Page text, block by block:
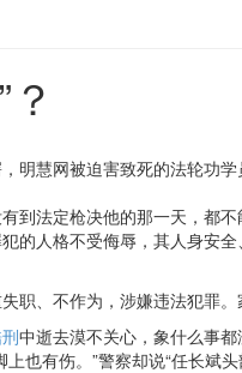
明慧网被迫害致死的法轮
法定枪决他的那一天，都
人格不受侮辱，其人身安
、不作为，涉嫌违法犯罪。
中逝去漠不关心，象什么事
有伤。”警察却说“任长斌